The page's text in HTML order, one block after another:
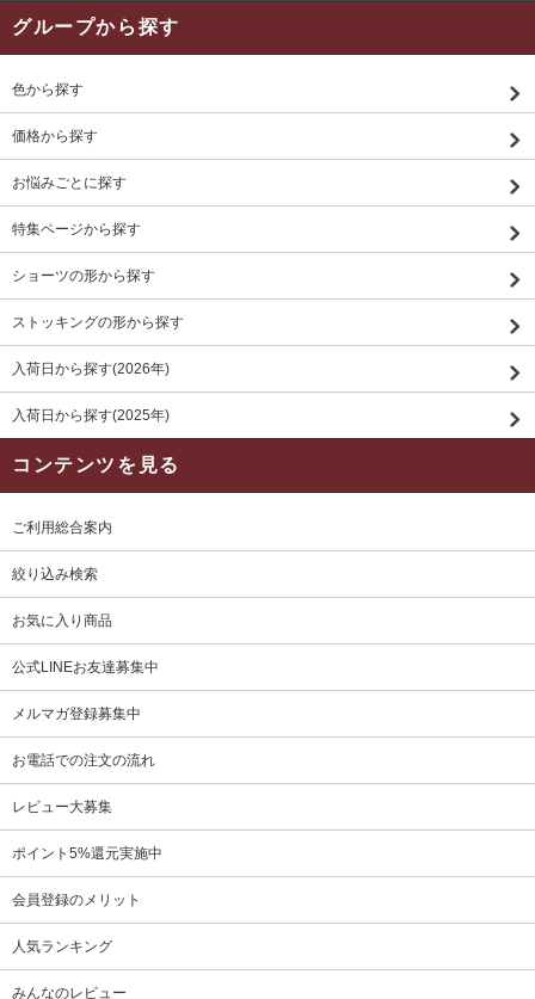
グループから探す
色から探す
価格から探す
お悩みごとに探す
特集ページから探す
ショーツの形から探す
ストッキングの形から探す
入荷日から探す(2026年)
入荷日から探す(2025年)
コンテンツを見る
ご利用総合案内
絞り込み検索
お気に入り商品
公式LINEお友達募集中
メルマガ登録募集中
お電話での注文の流れ
レビュー大募集
ポイント5%還元実施中
会員登録のメリット
人気ランキング
みんなのレビュー